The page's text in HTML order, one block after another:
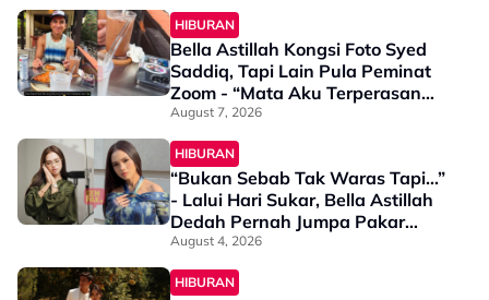
HIBURAN
Bella Astillah Kongsi Foto Syed
Saddiq, Tapi Lain Pula Peminat
Zoom - “Mata Aku Terperasan
Sesuatu…”
August 7, 2026
HIBURAN
“Bukan Sebab Tak Waras Tapi...”
- Lalui Hari Sukar, Bella Astillah
Dedah Pernah Jumpa Pakar
Psikiatri
August 4, 2026
HIBURAN